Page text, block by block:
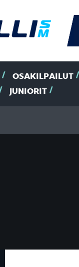
OSAKILPAILUT
JUNIORIT